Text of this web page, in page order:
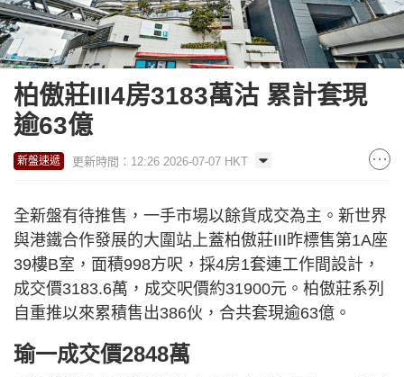
柏傲莊III4房3183萬沽 累計套現
逾63億
新盤速遞 更新時間：12:26 2026-07-07 HKT
全新盤有待推售，一手市場以餘貨成交為主。新世界
與港鐵合作發展的大圍站上蓋柏傲莊III昨標售第1A座
39樓B室，面積998方呎，採4房1套連工作間設計，
成交價3183.6萬，成交呎價約31900元。柏傲莊系列
自重推以來累積售出386伙，合共套現逾63億。
瑜一成交價2848萬